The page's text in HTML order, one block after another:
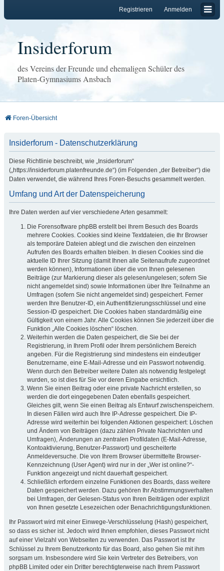
Anmelden
Registrieren
Insiderforum
des Vereins der Freunde und ehemaligen Schüler des
Platen-Gymnasiums Ansbach
Foren-Übersicht
Insiderforum - Datenschutzerklärung
Diese Richtlinie beschreibt, wie „Insiderforum“
(„https://insiderforum.platenfreunde.de“) (im Folgenden „der Betreiber“) die
Daten verwendet, die während Ihres Foren-Besuchs gesammelt werden.
Umfang und Art der Datenspeicherung
Ihre Daten werden auf vier verschiedene Arten gesammelt:
Die Forensoftware phpBB erstellt bei Ihrem Besuch des Boards
mehrere Cookies. Cookies sind kleine Textdateien, die Ihr Browser
als temporäre Dateien ablegt und die zwischen den einzelnen
Aufrufen des Boards erhalten bleiben. In diesen Cookies sind die
aktuelle ID Ihrer Sitzung (damit Ihnen alle Seitenaufrufe zugeordnet
werden können), Informationen über die von Ihnen gelesenen
Beiträge (zur Markierung dieser als gelesen/ungelesen; sofern Sie
nicht angemeldet sind) sowie Informationen über Ihre Teilnahme an
Umfragen (sofern Sie nicht angemeldet sind) gespeichert. Ferner
werden Ihre Benutzer-ID, ein Authentifizierungsschlüssel und eine
Session-ID gespeichert. Die Cookies haben standardmäßig eine
Gültigkeit von einem Jahr. Alle Cookies können Sie jederzeit über die
Funktion „Alle Cookies löschen“ löschen.
Weiterhin werden die Daten gespeichert, die Sie bei der
Registrierung, in Ihrem Profil oder Ihrem persönlichem Bereich
angeben. Für die Registrierung sind mindestens ein eindeutiger
Benutzername, eine E-Mail-Adresse und ein Passwort notwendig.
Wenn durch den Betreiber weitere Daten als notwendig festgelegt
wurden, so ist dies für Sie vor deren Eingabe ersichtlich.
Wenn Sie einen Beitrag oder eine private Nachricht erstellen, so
werden die dort eingegebenen Daten ebenfalls gespeichert.
Gleiches gilt, wenn Sie einen Beitrag als Entwurf zwischenspeichern.
In diesen Fällen wird auch Ihre IP-Adresse gespeichert. Die IP-
Adresse wird weiterhin bei folgenden Aktionen gespeichert: Löschen
und Ändern von Beiträgen (dazu zählen Private Nachrichten und
Umfragen), Änderungen an zentralen Profildaten (E-Mail-Adresse,
Kontoaktivierung, Benutzer-Passwort) und gescheiterte
Anmeldeversuche. Die von Ihrem Browser übermittelte Browser-
Kennzeichnung (User Agent) wird nur in der „Wer ist online?“-
Funktion angezeigt und nicht dauerhaft gespeichert.
Schließlich erfordern einzelne Funktionen des Boards, dass weitere
Daten gespeichert werden. Dazu gehören Ihr Abstimmungsverhalten
bei Umfragen, der Gelesen-Status von Ihren Beiträgen oder explizit
von Ihnen gesetzte Lesezeichen oder Benachrichtigungsfunktionen.
Ihr Passwort wird mit einer Einwege-Verschlüsselung (Hash) gespeichert,
so dass es sicher ist. Jedoch wird Ihnen empfohlen, dieses Passwort nicht
auf einer Vielzahl von Webseiten zu verwenden. Das Passwort ist Ihr
Schlüssel zu Ihrem Benutzerkonto für das Board, also gehen Sie mit ihm
sorgsam um. Insbesondere wird Sie kein Vertreter des Betreibers, von
phpBB Limited oder ein Dritter berechtigterweise nach Ihrem Passwort